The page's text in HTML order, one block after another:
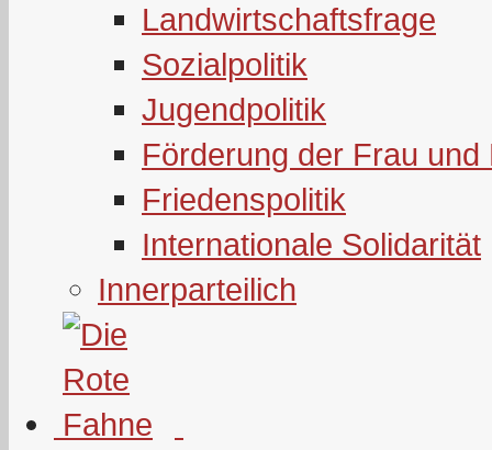
Landwirtschaftsfrage
Sozialpolitik
Jugendpolitik
Förderung der Frau und
Friedenspolitik
Internationale Solidarität
Innerparteilich